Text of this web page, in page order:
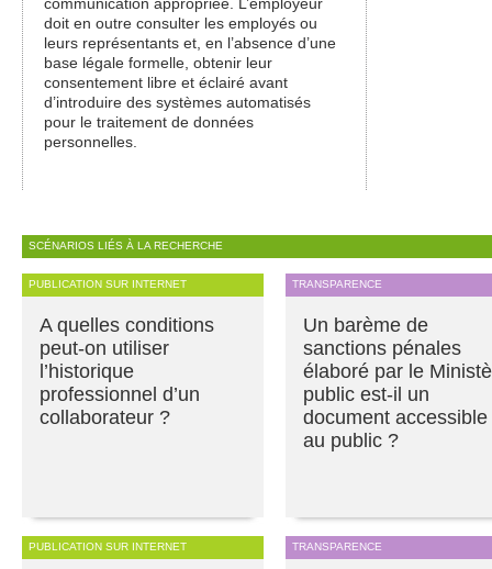
doit en outre consulter les employés ou
leurs représentants et, en l’absence d’une
base légale formelle, obtenir leur
consentement libre et éclairé avant
d’introduire des systèmes automatisés
pour le traitement de données
personnelles.
SCÉNARIOS LIÉS À LA RECHERCHE
PUBLICATION SUR INTERNET
A quelles conditions
peut-on utiliser
l’historique
professionnel d’un
collaborateur ?
TRANSPARENCE
Un barème de
sanctions pénales
élaboré par le
public est-il un
document accessible
au public ?
PUBLICATION SUR INTERNET TRANSPARENCE